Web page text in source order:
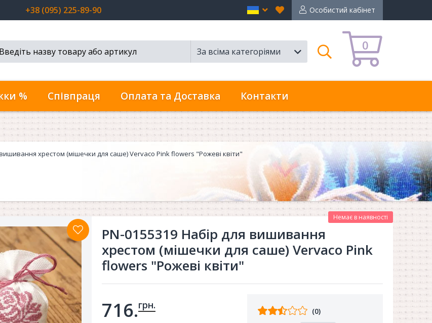
+38 (095) 225-89-90 Особистий кабінет
Вибране
en
0
За всіма категоріями
Пошук
% Співпраця Оплата та Доставка Контакти
хрестом (мішечки для саше) Vervaco Pink flowers "Рожеві квіти"
PN-0155319 Набір для вишивання
хрестом (мішечки для саше) Vervaco Pink
flowers "Рожеві квіти"
Немає в наявності
716.грн.
Відгуків
(0)